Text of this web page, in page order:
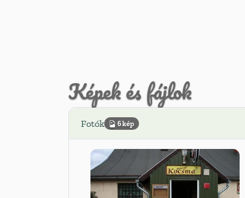
Képek és fájlok
Fotók 6 kép